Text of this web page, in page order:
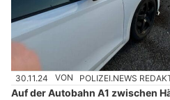
30.11.24 VON POLIZEI.NEWS
Auf der Autobahn A1 zwischen